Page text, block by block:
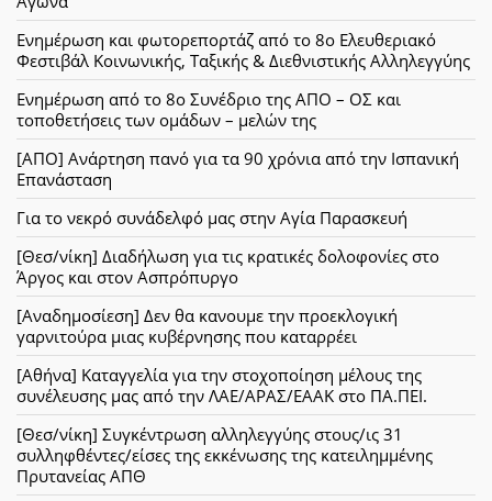
Ενημέρωση και φωτορεπορτάζ από το 8ο Ελευθεριακό
Φεστιβάλ Κοινωνικής, Ταξικής & Διεθνιστικής Αλληλεγγύης
Ενημέρωση από το 8ο Συνέδριο της ΑΠΟ – ΟΣ και
τοποθετήσεις των ομάδων – μελών της
[ΑΠΟ] Ανάρτηση πανό για τα 90 χρόνια από την Ισπανική
Επανάσταση
Για το νεκρό συνάδελφό μας στην Αγία Παρασκευή
[Θεσ/νίκη] Διαδήλωση για τις κρατικές δολοφονίες στο
Άργος και στον Ασπρόπυργο
[Αναδημοσίεση] Δεν θα κανουμε την προεκλογική
γαρνιτούρα μιας κυβέρνησης που καταρρέει
[Αθήνα] Καταγγελία για την στοχοποίηση μέλους της
συνέλευσης μας από την ΛΑΕ/ΑΡΑΣ/ΕΑΑΚ στο ΠΑ.ΠΕΙ.
[Θεσ/νίκη] Συγκέντρωση αλληλεγγύης στους/ις 31
συλληφθέντες/είσες της εκκένωσης της κατειλημμένης
Πρυτανείας ΑΠΘ